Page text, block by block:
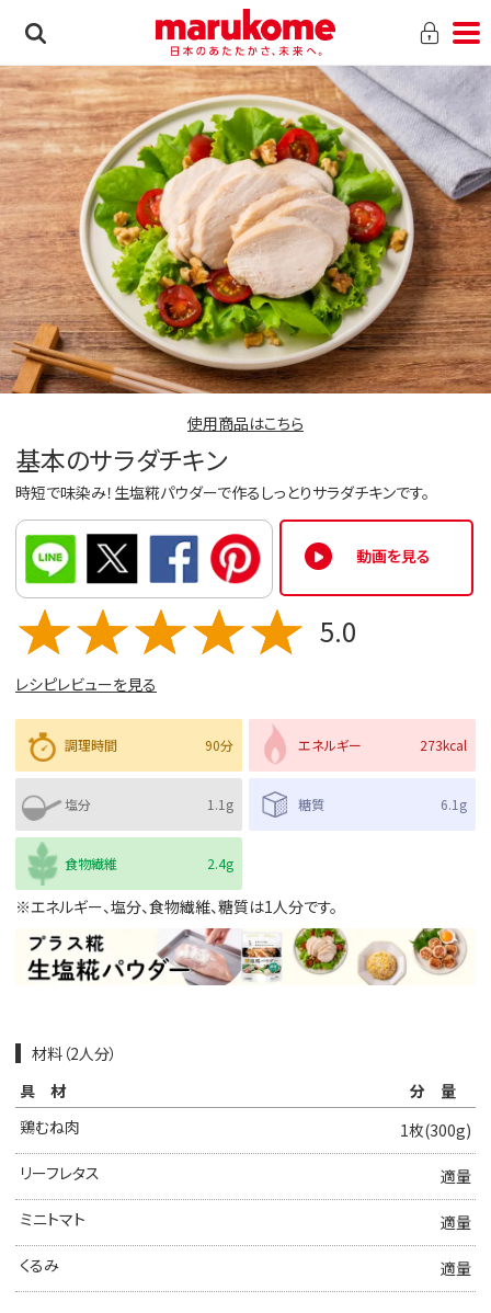
使用商品はこちら
基本のサラダチキン
時短で味染み！生塩糀パウダーで作るしっとりサラダチキンです。
動画を見る
5.0
レシピレビューを見る
調理時間 90分 エネルギー 273kcal
塩分 1.1g 糖質 6.1g
食物繊維 2.4g
※エネルギー、塩分、食物繊維、糖質は1人分です。
材料（2人分）
具材
分量
鶏むね肉
1枚(300g)
リーフレタス
適量
ミニトマト
適量
くるみ
適量